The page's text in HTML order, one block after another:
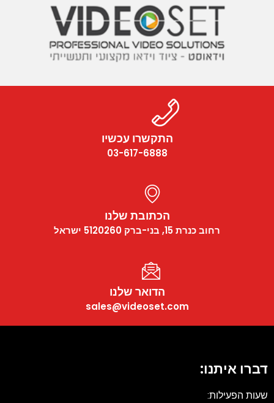
התקשרו עכשיו
03-617-6888
הכתובת שלנו
רחוב כנרת 15, בני-ברק 5120260 ישראל
הדואר שלנו
sales@videoset.com
דברו איתנו:
שעות הפעילות: